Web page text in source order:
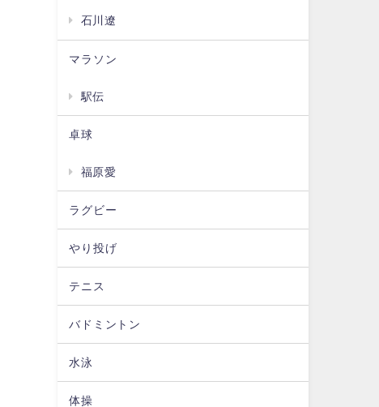
石川遼
マラソン
駅伝
卓球
福原愛
ラグビー
やり投げ
テニス
バドミントン
水泳
体操